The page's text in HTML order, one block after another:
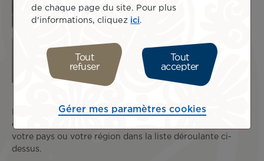
Pour afficher les coordonnées et les horaires d'ouverture
de votre point de contact Air Tahiti Nui, sélectionnez
votre pays ou votre région dans la liste déroulante ci-
dessus.
de chaque page du site. Pour plus
d'informations, cliquez ici.
Tout
refuser
Tout
accepter
Gérer mes paramètres cookies